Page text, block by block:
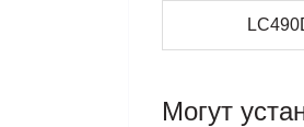
Могут